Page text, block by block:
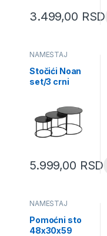
3.499,00 RSD
NAMEŠTAJ
Stočići Noan
set/3 crni
5.999,00 RSD
NAMEŠTAJ
Pomoćni sto
48x30x59